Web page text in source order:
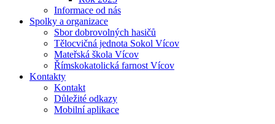
Informace od nás
Spolky a organizace
Sbor dobrovolných hasičů
Tělocvičná jednota Sokol Vícov
Mateřská škola Vícov
Římskokatolická farnost Vícov
Kontakty
Kontakt
Důležité odkazy
Mobilní aplikace